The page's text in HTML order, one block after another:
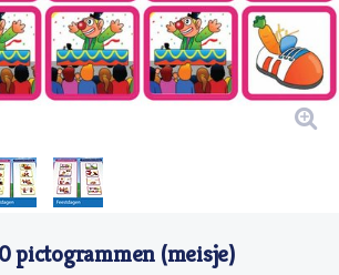
pictogrammen (meisje)